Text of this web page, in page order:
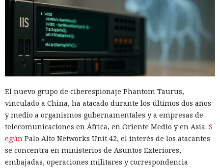
El nuevo grupo de ciberespionaje Phantom Taurus,
vinculado a China, ha atacado durante los últimos dos años
y medio a organismos gubernamentales y a empresas de
telecomunicaciones en África, en Oriente Medio y en Asia. S
egún Palo Alto Networks Unit 42, el interés de los atacantes
se concentra en ministerios de Asuntos Exteriores,
embajadas, operaciones militares y correspondencia